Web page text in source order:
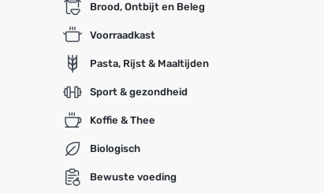
Brood, Ontbijt en Beleg
Voorraadkast
Pasta, Rijst & Maaltijden
Sport & gezondheid
Koffie & Thee
Biologisch
Bewuste voeding